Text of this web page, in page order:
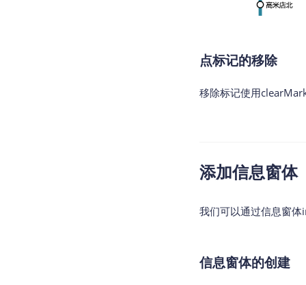
点标记的移除
移除标记使用
添加信息窗体
我们可以通过信息窗
信息窗体的创建